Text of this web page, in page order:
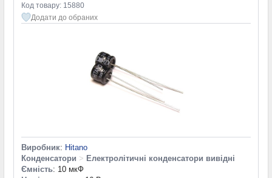
Код товару: 15880
Додати до обраних
Виробник: Hitano
Конденсатори > Електролітичні конденсатори вивідні
Ємність: 10 мкФ